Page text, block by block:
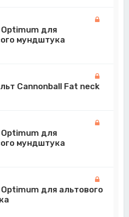
для
мундштука
Cannonball Fat neck
для
мундштука
для альтового